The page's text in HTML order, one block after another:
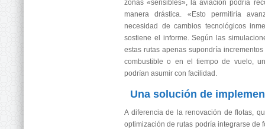
zonas «sensibles», la aviación podría
manera drástica. «Esto permitiría
necesidad de cambios tecnológicos
sostiene el informe. Según las
estas rutas apenas supondría
combustible o en el tiempo de vuelo,
podrían asumir con facilidad.
Una solución de
A diferencia de la renovación de flotas,
optimización de rutas podría integrarse de